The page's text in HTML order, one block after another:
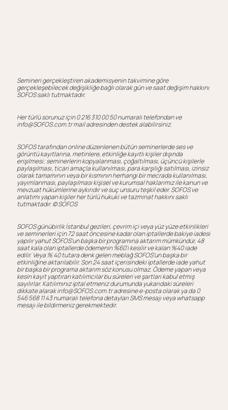
Semineri gerçekleştiren akademisyenin takvimine göre
gerçekleşebilecek değişikliğe bağlı olarak gün ve saat değişim hakkını
SOFOS saklı tutmaktadır.
Her türlü sorunuz için 0 216 310 00 50 numaralı telefondan ve
info@SOFOS.com.tr mail adresinden destek alabilirsiniz.
SOFOS tarafından online düzenlenen bütün seminerlerde ses ve
görüntü kayıtlarına, metinlere, etkinliğe kayıtlı kişiler dışında
erişilmesi; seminerlerin kopyalanması, çoğaltılması, üçüncü kişilerle
paylaşılması, ticari amaçla kullanılması, para karşılığı satılması, izinsiz
olarak tamamının veya bir kısmının herhangi bir mecrada kullanılması,
yayımlanması, paylaşılması kişisel ve kurumsal haklarımız ile kanun ve
mevzuat hükümlerine aykırıdır ve suç unsuru teşkil eder. SOFOS ve
anlatımı yapan kişiler her türlü hukuki ve tazminat hakkını saklı
tutmaktadır. ©️ SOFOS
SOFOS günübirlik İstanbul gezileri, çevrim içi veya yüz yüze etkinlikleri
ve seminerleri için 72 saat öncesine kadar olan iptallerde bakiye iadesi
yapılır yahut SOFOS’un başka bir programına aktarım mümkündür, 48
saat kala olan iptallerde ödemenin %60’ı kesilir ve kalan %40 iade
edilir. Veya % 40 tutara denk gelen meblağ SOFOS’un başka bir
etkinliğine aktarılabilir. Son 24 saat içerisindeki iptallerde iade yahut
bir başka bir programa aktarım söz konusu olmaz. Ödeme yapan veya
kesin kayıt yaptıran katılımcılar bu süreleri ve şartları kabul etmiş
sayılırlar. Katılımınız iptal etmeniz durumunda yukarıdaki süreleri
dikkate alarak info@SOFOS.com.tr adresine e-posta olarak ya da 0
546 568 11 43 numaralı telefona detayları SMS mesajı veya whatsapp
mesajı ile bildirmeniz gerekmektedir.